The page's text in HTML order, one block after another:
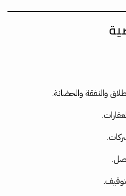
والنفقة والحضانة.